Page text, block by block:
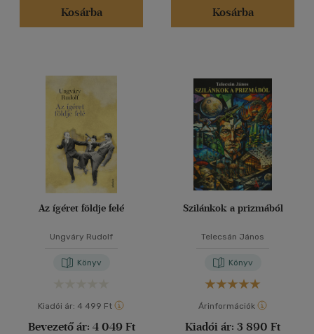
Kosárba
Kosárba
Az ígéret földje felé
Ungváry Rudolf
Könyv
Kiadói ár: 4 499 Ft
Bevezető ár: 4 049 Ft
Szilánkok a prizmából
Telecsán János
Könyv
Árinformációk
Kiadói ár: 3 890 Ft